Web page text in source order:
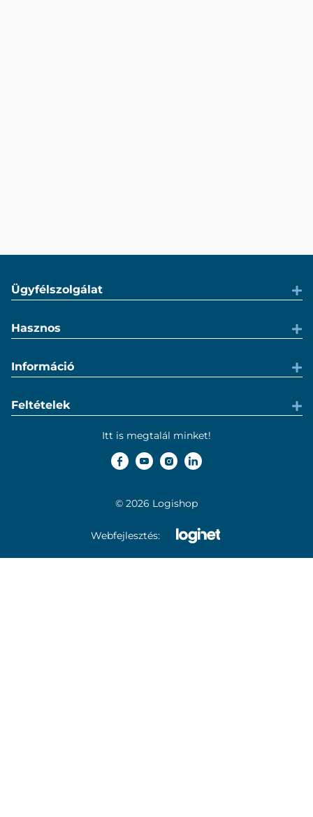
Ügyfélszolgálat
Hasznos
Információ
Feltételek
Itt is megtalál minket!
© 2026 Logishop
Webfejlesztés: